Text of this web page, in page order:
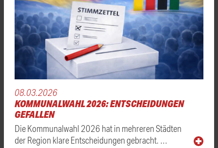
08.03.2026
KOMMUNALWAHL 2026: ENTSCHEIDUNGEN
GEFALLEN
Die Kommunalwahl 2026 hat in mehreren Städten
der Region klare Entscheidungen gebracht. …